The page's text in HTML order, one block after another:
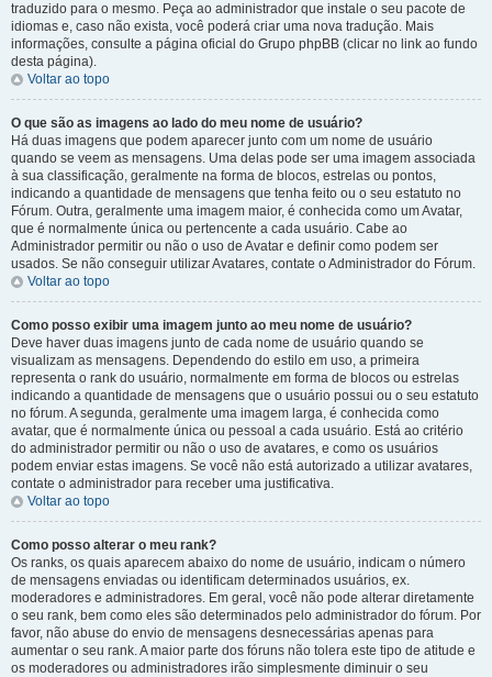
traduzido para o mesmo. Peça ao administrador que instale o seu pacote de
idiomas e, caso não exista, você poderá criar uma nova tradução. Mais
informações, consulte a página oficial do Grupo phpBB (clicar no link ao fundo
desta página).
Voltar ao topo
O que são as imagens ao lado do meu nome de usuário?
Há duas imagens que podem aparecer junto com um nome de usuário
quando se veem as mensagens. Uma delas pode ser uma imagem associada
à sua classificação, geralmente na forma de blocos, estrelas ou pontos,
indicando a quantidade de mensagens que tenha feito ou o seu estatuto no
Fórum. Outra, geralmente uma imagem maior, é conhecida como um Avatar,
que é normalmente única ou pertencente a cada usuário. Cabe ao
Administrador permitir ou não o uso de Avatar e definir como podem ser
usados. Se não conseguir utilizar Avatares, contate o Administrador do Fórum.
Voltar ao topo
Como posso exibir uma imagem junto ao meu nome de usuário?
Deve haver duas imagens junto de cada nome de usuário quando se
visualizam as mensagens. Dependendo do estilo em uso, a primeira
representa o rank do usuário, normalmente em forma de blocos ou estrelas
indicando a quantidade de mensagens que o usuário possui ou o seu estatuto
no fórum. A segunda, geralmente uma imagem larga, é conhecida como
avatar, que é normalmente única ou pessoal a cada usuário. Está ao critério
do administrador permitir ou não o uso de avatares, e como os usuários
podem enviar estas imagens. Se você não está autorizado a utilizar avatares,
contate o administrador para receber uma justificativa.
Voltar ao topo
Como posso alterar o meu rank?
Os ranks, os quais aparecem abaixo do nome de usuário, indicam o número
de mensagens enviadas ou identificam determinados usuários, ex.
moderadores e administradores. Em geral, você não pode alterar diretamente
o seu rank, bem como eles são determinados pelo administrador do fórum. Por
favor, não abuse do envio de mensagens desnecessárias apenas para
aumentar o seu rank. A maior parte dos fóruns não tolera este tipo de atitude e
os moderadores ou administradores irão simplesmente diminuir o seu